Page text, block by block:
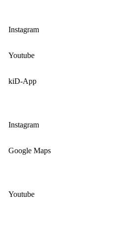
Instagram
Youtube
kiD-App
Instagram
Google Maps
Youtube